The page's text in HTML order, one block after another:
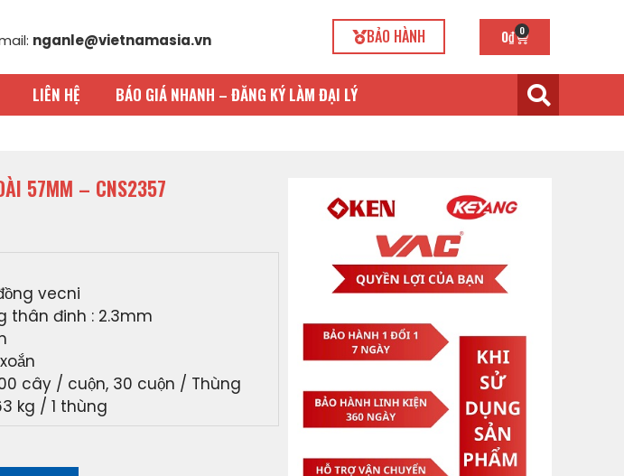
nganle@vietnamasia.vn BẢO HÀNH 0₫ 0
LIÊN HỆ BÁO GIÁ NHANH – ĐĂNG KÝ LÀM ĐẠI LÝ
57MM – CNS2357
vecni
thân đinh : 2.3mm
cây / cuộn, 30 cuộn / Thùng
kg / 1 thùng